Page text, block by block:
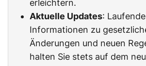
erleichtern.
Aktuelle Updates: Laufende
Informationen zu
Änderungen und neuen
halten Sie stets auf dem